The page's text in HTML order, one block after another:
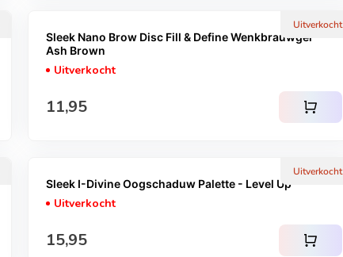
Uitverkocht
Sleek Nano Brow Disc Fill & Define Wenkbrauwgel -
Ash Brown
Uitverkocht
Normale prijs
11,95 shopping_cart
Uitverkocht
Sleek I-Divine Oogschaduw Palette - Level Up
Uitverkocht
Normale prijs
15,95 shopping_cart